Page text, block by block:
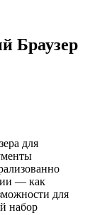
Браузер
для
— как
для
набор